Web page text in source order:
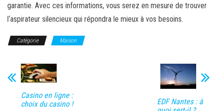
garantie. Avec ces informations, vous serez en mesure de trouver
l‘aspirateur silencieux qui répondra le mieux à vos besoins.
Catégorie Maison
Casino en ligne :
choix du casino !
EDF Nantes : à